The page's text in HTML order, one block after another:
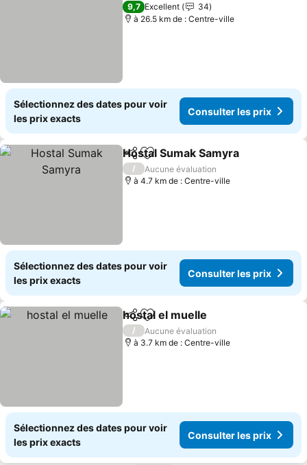
9,7 Excellent
34
à 26.5 km de : Centre-ville
Sélectionnez des dates pour voir
les prix exacts
Consulter les prix
PartagerAjouter à mes favoris
Hostal Sumak Samyra
/
Aucune évaluation
à 4.7 km de : Centre-ville
Sélectionnez des dates pour voir
les prix exacts
Consulter les prix
PartagerAjouter à mes favoris
hostal el muelle
/
Aucune évaluation
à 3.7 km de : Centre-ville
Sélectionnez des dates pour voir
les prix exacts
Consulter les prix